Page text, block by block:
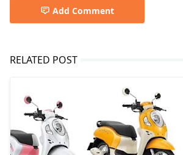
Add Comment
RELATED POST